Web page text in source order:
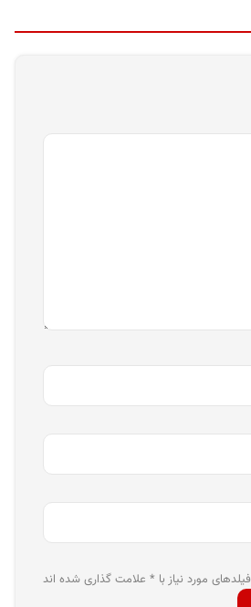
فیلدهای مورد نیاز با * علامت گذاری شده اند